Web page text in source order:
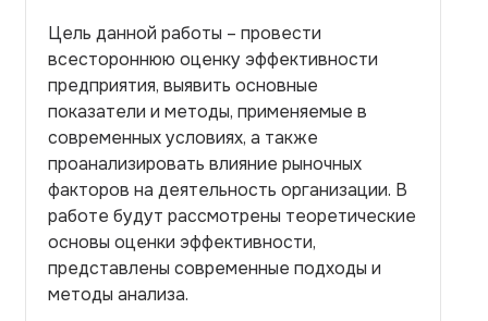
Цель данной работы – провести
всестороннюю оценку эффективности
предприятия, выявить основные
показатели и методы, применяемые в
современных условиях, а также
проанализировать влияние рыночных
факторов на деятельность организации. В
работе будут рассмотрены теоретические
основы оценки эффективности,
представлены современные подходы и
методы анализа.